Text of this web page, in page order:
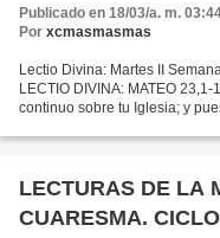
Publicado en 18/03/a. m.
Por xcmasmasmas
Lectio Divina: Martes II
LECTIO DIVINA: MATEO
continuo sobre tu Iglesia; y
LECTURAS DE LA
CUARESMA.